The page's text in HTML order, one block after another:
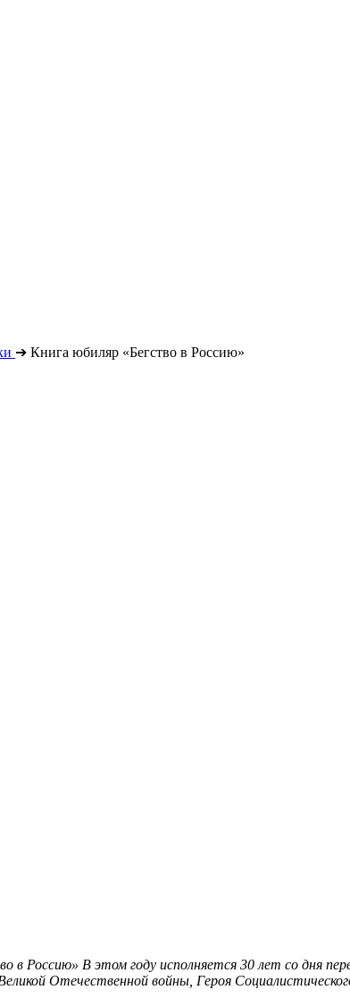
➔ Книга юбиляр «Бегство в Россию»
в Россию» В этом году исполняется 30 лет со дня
Отечественной войны, Героя